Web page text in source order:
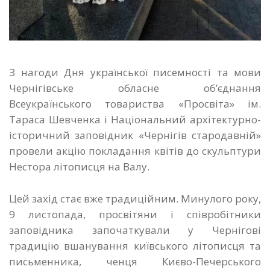
З нагоди Дня української писемності та мови
Чернігівське обласне об’єднання
Всеукраїнського товариства «Просвіта» ім.
Тараса Шевченка і Національний архітектурно-
історичний заповідник «Чернігів стародавній»
провели акцію покладання квітів до скульптури
Нестора літописця на Валу.
Цей захід стає вже традиційним. Минулого року,
9 листопада, просвітяни і співробітники
заповідника започаткували у Чернігові
традицію вшанування київського літописця та
письменника, ченця Києво-Печерського